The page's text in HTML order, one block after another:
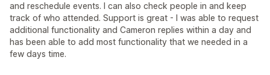
and reschedule events. I can also check people in and keep
track of who attended. Support is great - I was able to request
additional functionality and Cameron replies within a day and
has been able to add most functionality that we needed in a
few days time.